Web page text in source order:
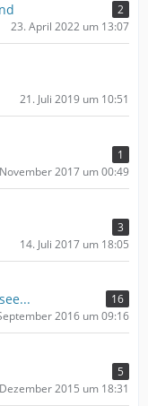
2
23. April 2022 um 13:07
21. Juli 2019 um 10:51
1
2017 um 00:49
3
14. Juli 2017 um 18:05
16
2016 um 09:16
5
2015 um 18:31